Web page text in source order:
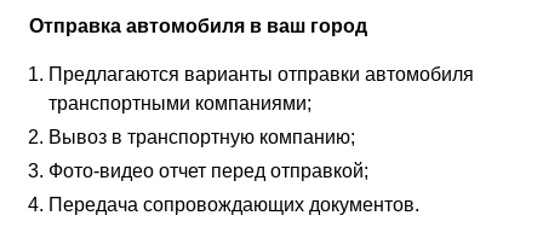
Отправка автомобиля в ваш город
Предлагаются варианты отправки автомобиля
транспортными компаниями;
Вывоз в транспортную компанию;
Фото-видео отчет перед отправкой;
Передача сопровождающих документов.